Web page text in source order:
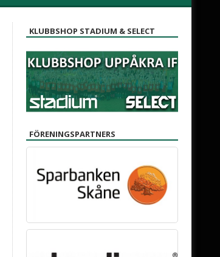
KLUBBSHOP STADIUM & SELECT
FÖRENINGSPARTNERS